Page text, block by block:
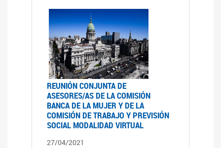
REUNIÓN CONJUNTA DE
ASESORES/AS DE LA COMISIÓN
BANCA DE LA MUJER Y DE LA
COMISIÓN DE TRABAJO Y PREVISIÓN
SOCIAL MODALIDAD VIRTUAL
27/04/2021